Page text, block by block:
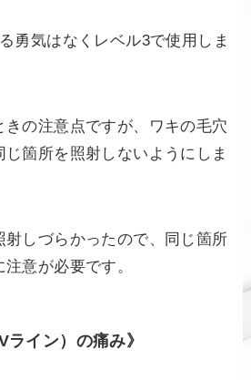
勇気はなくレベル3で使用しま
きの注意点ですが、ワキの毛穴
箇所を照射しないようにしま
射しづらかったので、同じ箇所
意が必要です。
ライン）の痛み》